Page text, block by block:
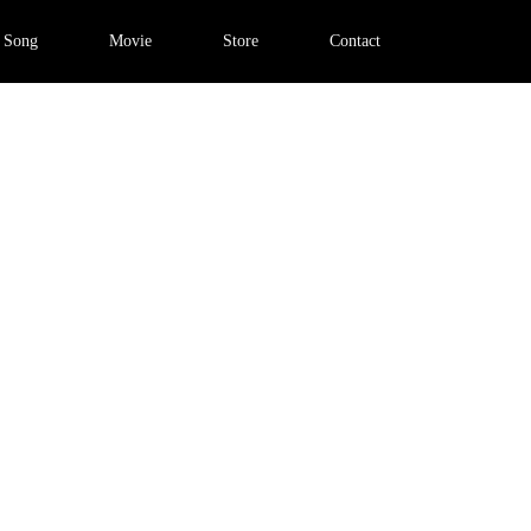
Song Movie Store Contact